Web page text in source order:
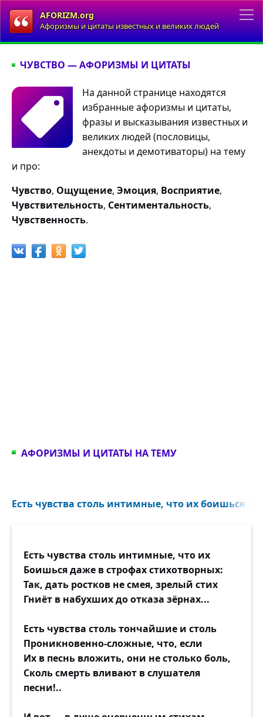
AFORIZM.org
Афоризмы и цитаты известных и великих людей
ЧУВСТВО — АФОРИЗМЫ И ЦИТАТЫ
На данной странице находятся
избранные афоризмы и цитаты,
фразы и высказывания известных и
великих людей (пословицы,
анекдоты и демотиваторы) на тему
и про:
Чувство, Ощущение, Эмоция, Восприятие,
Чувствительность, Сентиментальность,
Чувственность.
АФОРИЗМЫ И ЦИТАТЫ НА ТЕМУ
Есть чувства столь интимные, что их боишься
Есть чувства столь интимные, что их
Боишься даже в строфах стихотворных:
Так, дать ростков не смея, зрелый стих
Гниёт в набухших до отказа зёрнах...
Есть чувства столь тончайшие и столь
Проникновенно-сложные, что, если
Их в песнь вложить, они не столько боль,
Сколь смерть вливают в слушателя
песни!..